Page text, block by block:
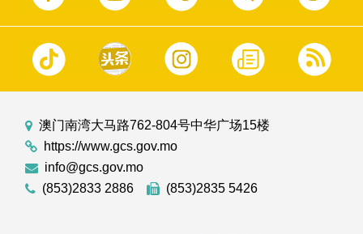
澳门南湾大马路762-804号中华广场15楼
https://www.gcs.gov.mo
info@gcs.gov.mo
(853)2833 2886
(853)2835 5426